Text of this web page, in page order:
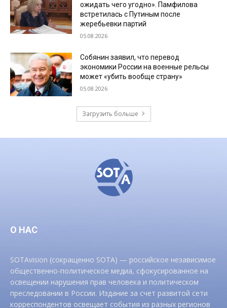
ожидать чего угодно». Памфилова
встретилась с Путиным после
жеребьевки партий
05.08.2026
Собянин заявил, что перевод
экономики России на военные рельсы
может «убить вообще страну»
05.08.2026
Загрузить больше
О НАС
SOTAvision (сокращенно SOTA) — российское независимое
общественно-политическое медиа, сфокусированное на
освещении нарушения прав человека и политическом
преследовании в России. Издание за счет развитой сети
корреспондентов освещает события из разных регионов